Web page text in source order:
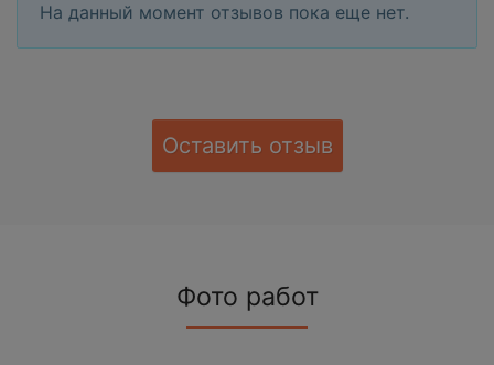
На данный момент отзывов пока еще нет.
Оставить отзыв
Фото работ